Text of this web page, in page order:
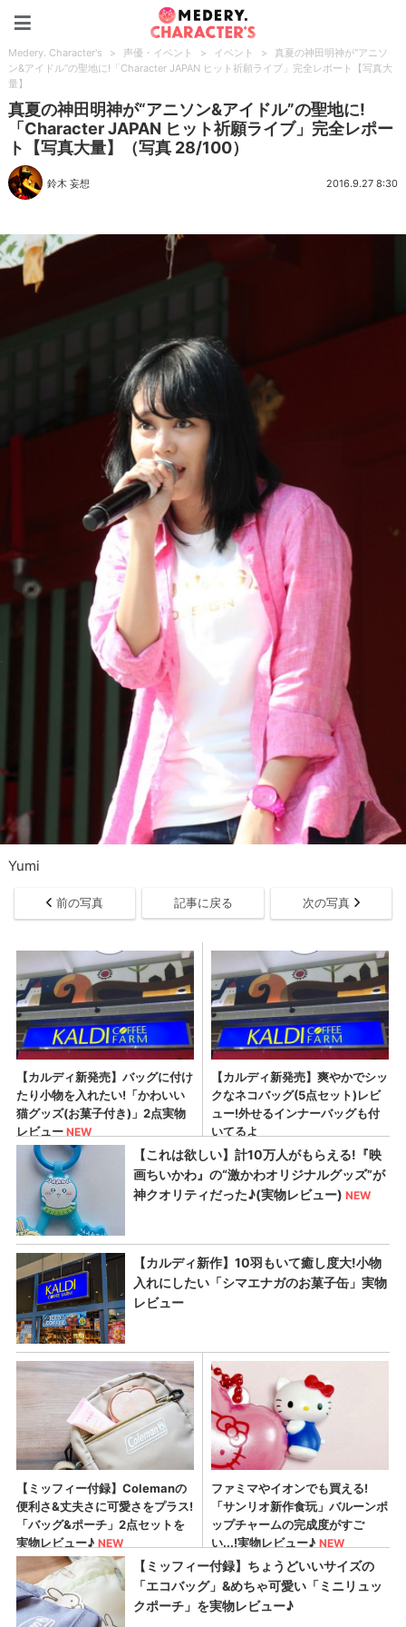
Medery. Character's > 声優・イベント > イベント >
真夏の神田明神が“アニソ
ン&アイドル”の聖地に!「Character JAPAN ヒット祈願ライブ」完全レポート【写真大
量】
真夏の神田明神が“アニソン&アイドル”の聖地に!
「Character JAPAN ヒット祈願ライブ」完全レポー
ト【写真大量】（写真 28/100）
鈴木 妄想 2016.9.27 8:30
Yumi
前の写真 記事に戻る 次の写真